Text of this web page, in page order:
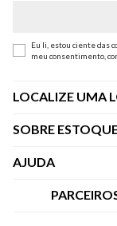
Eu li, estou ciente das
meu consentimento,
LOCALIZE UMA
SOBRE
Quem Somos
AJUDA
Central de